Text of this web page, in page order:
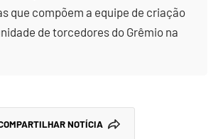
que compõem a equipe de criação
de torcedores do Grêmio na
NOTÍCIA